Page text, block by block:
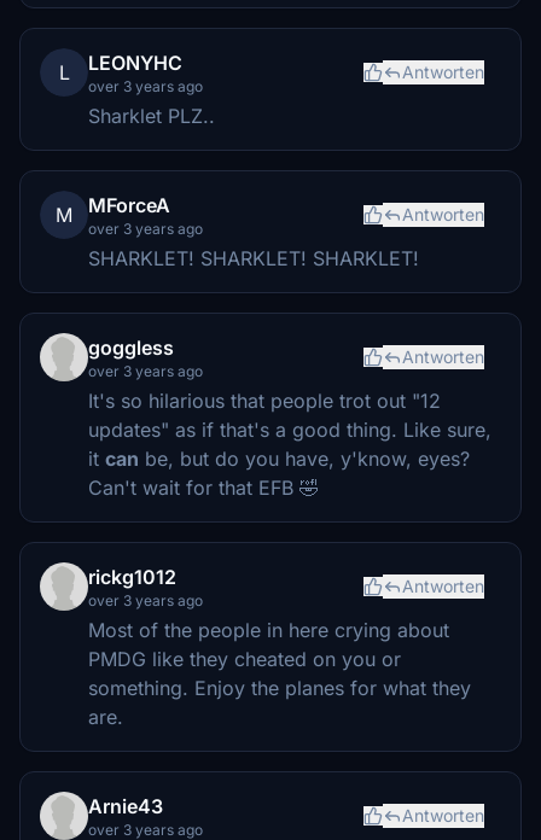
L LEONYHC
over 3 years ago
Antworten
Sharklet PLZ..
M MForceA
over 3 years ago
Antworten
SHARKLET! SHARKLET! SHARKLET!
goggless
over 3 years ago
Antworten
It's so hilarious that people trot out "12
updates" as if that's a good thing. Like sure,
it can be, but do you have, y'know, eyes?
Can't wait for that EFB 🤣
rickg1012
over 3 years ago
Antworten
Most of the people in here crying about
PMDG like they cheated on you or
something. Enjoy the planes for what they
are.
Arnie43
over 3 years ago
Antworten